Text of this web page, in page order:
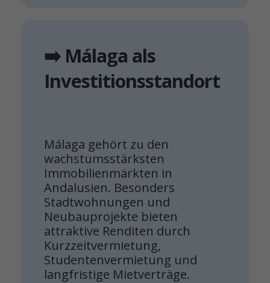
➡️ Málaga als
Investitionsstandort
Málaga gehört zu den
wachstumsstärksten
Immobilienmärkten in
Andalusien. Besonders
Stadtwohnungen und
Neubauprojekte bieten
attraktive Renditen durch
Kurzzeitvermietung,
Studentenvermietung und
langfristige Mietverträge.